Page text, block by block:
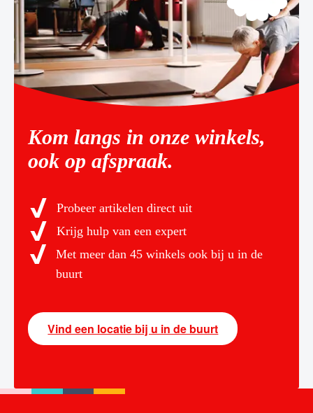
Kom langs in onze winkels,
ook op afspraak.
Probeer artikelen direct uit
Krijg hulp van een expert
Met meer dan 45 winkels ook bij u in de
buurt
Vind een locatie bij u in de buurt